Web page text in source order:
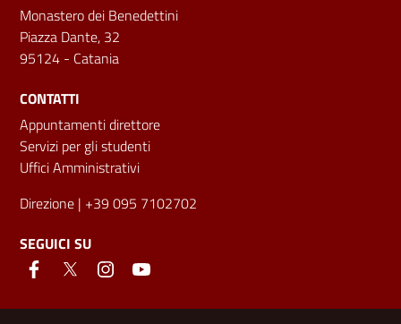
Monastero dei Benedettini
Piazza Dante, 32
95124 - Catania
CONTATTI
Appuntamenti direttore
Servizi per gli studenti
Uffici Amministrativi
Direzione | +39 095 7102702
SEGUICI SU